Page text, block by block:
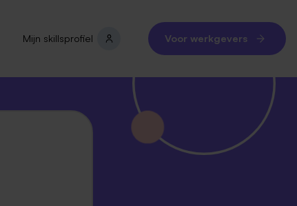
Mijn skillsprofiel Voor werkgevers